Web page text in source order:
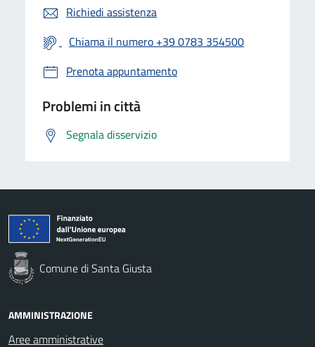
Richiedi assistenza
Chiama il numero +39 0783 354500
Prenota appuntamento
Problemi in città
Segnala disservizio
Comune di Santa Giusta
AMMINISTRAZIONE
Aree amministrative